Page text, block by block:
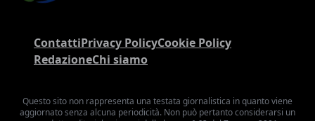
ContattiPrivacy PolicyCookie Policy
RedazioneChi siamo
Questo sito non rappresenta una testata giornalistica in quanto viene
aggiornato senza alcuna periodicità. Non può pertanto considerarsi un